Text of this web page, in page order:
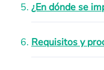
¿En dónde se
Requisitos y